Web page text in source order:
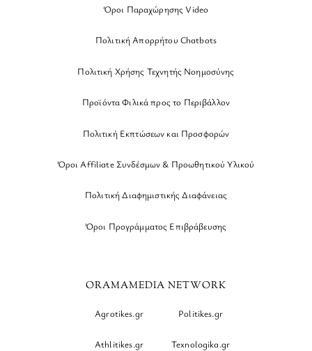
Όροι Παραχώρησης Video
Πολιτική Απορρήτου Chatbots
Πολιτική Χρήσης Τεχνητής Νοημοσύνης
Προϊόντα Φιλικά προς το Περιβάλλον
Πολιτική Εκπτώσεων και Προσφορών
Όροι Affiliate Συνδέσμων & Προωθητικού Υλικού
Πολιτική Διαφημιστικής Διαφάνειας
Όροι Προγράμματος Επιβράβευσης
ORAMAMEDIA NETWORK
Agrotikes.gr Politikes.gr
Athlitikes.gr Texnologika.gr